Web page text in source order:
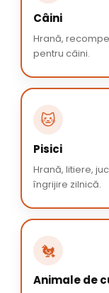
Câini
Hrană,
pentru câini.
🐱
Pisici
Hrană, litiere,
îngrijire zilnică.
🐔
Animale de